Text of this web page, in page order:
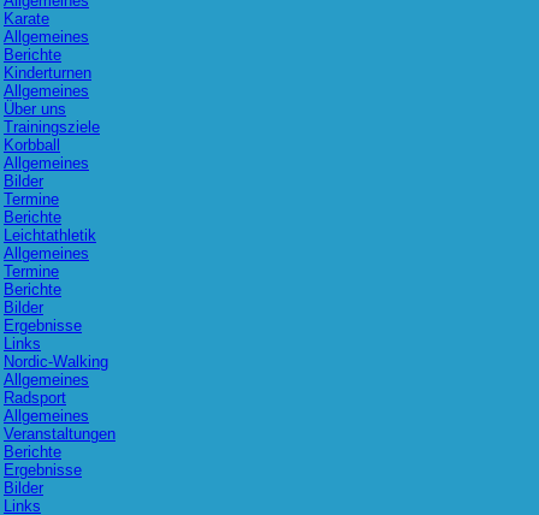
Karate
Allgemeines
Berichte
Kinderturnen
Allgemeines
Über uns
Trainingsziele
Korbball
Allgemeines
Bilder
Termine
Berichte
Leichtathletik
Allgemeines
Termine
Berichte
Bilder
Ergebnisse
Links
Nordic-Walking
Allgemeines
Radsport
Allgemeines
Veranstaltungen
Berichte
Ergebnisse
Bilder
Links